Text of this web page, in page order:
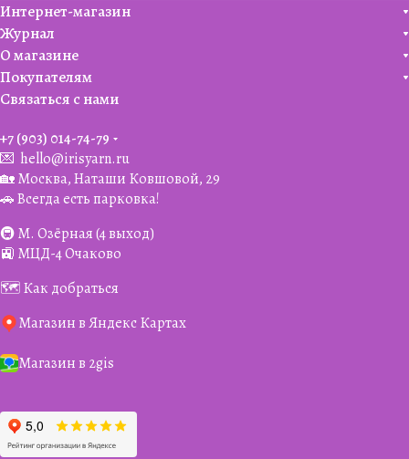
Интернет-магазин
Журнал
О магазине
Покупателям
Связаться с нами
+7 (903) 014-74-79‬
💌 hello@irisyarn.ru
🏡 Москва, Наташи Ковшовой, 29
🚗 Всегда есть парковка!
🚇 М. Озёрная (4 выход)
🚉 МЦД-4 Очаково
🗺️ Как добраться
Магазин в Яндекс Картах
Магазин в 2gis